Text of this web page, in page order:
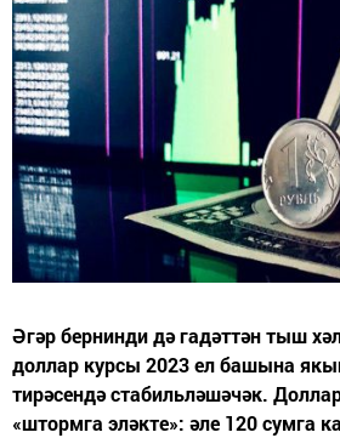
Әгәр бернинди дә гадәттән тыш
доллар курсы 2023 ел башына
тирәсендә стабильләшәчәк.
«штормга эләкте»: әле 120 сумга